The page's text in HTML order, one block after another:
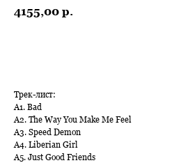
4155,00 р.
Трек-лист:
A1. Bad
A2. The Way You Make Me Feel
A3. Speed Demon
A4. Liberian Girl
A5. Just Good Friends